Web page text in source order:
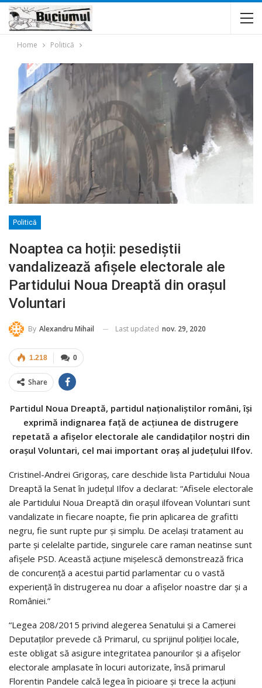
Home Politică
Politică
Noaptea ca hoții: pesediștii
vandalizează afișele electorale ale
Partidului Noua Dreaptă din orașul
Voluntari
By Alexandru Mihail Last updated nov. 29, 2020
0
1.218
Share
Partidul Noua Dreaptă, partidul naționaliștilor români, își
exprimă indignarea față de acțiunea de distrugere
repetată a afișelor electorale ale candidaților noștri din
orașul Voluntari, cel mai important oraș al județului Ilfov.
Cristinel-Andrei Grigoraș, care deschide lista Partidului Noua
Dreaptă la Senat în județul Ilfov a declarat: “Afisele electorale
ale Partidului Noua Dreaptă din orașul ilfovean Voluntari sunt
vandalizate in fiecare noapte, fie prin aplicarea de grafitti
negru, fie sunt rupte pur și simplu. De același tratament au
parte și celelalte partide, singurele care raman neatinse sunt
afișele PSD. Această acțiune mișelescă demonstrează frica
de concurență a acestui partid parlamentar cu o vastă
experiență în distrugerea nu doar a afișelor noastre dar și a
României.”
“Legea 208/2015 privind alegerea Senatului și a Camerei
Deputaților prevede că Primarul, cu sprijinul poliției locale,
este obligat să asigure integritatea panourilor și a afișelor
electorale amplasate în locuri autorizate, însă primarul
Florentin Pandele calcă legea în picioare și trece la acțiuni